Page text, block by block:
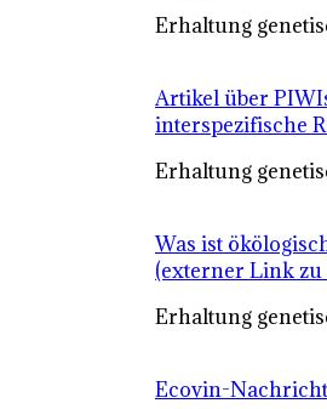
Erhaltung
Artikel über
interspezifische
Erhaltung
Was ist
(externer Link zu
Erhaltung
Ecovin-